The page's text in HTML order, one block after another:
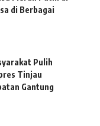
di Berbagai
Pulih
Tinjau
Gantung